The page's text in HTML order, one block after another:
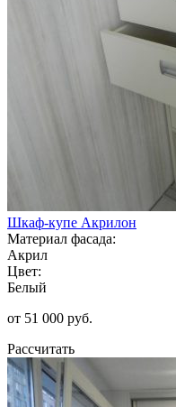
Шкаф-купе Акрилон
Материал фасада:
Акрил
Цвет:
Белый
от 51 000 руб.
Рассчитать